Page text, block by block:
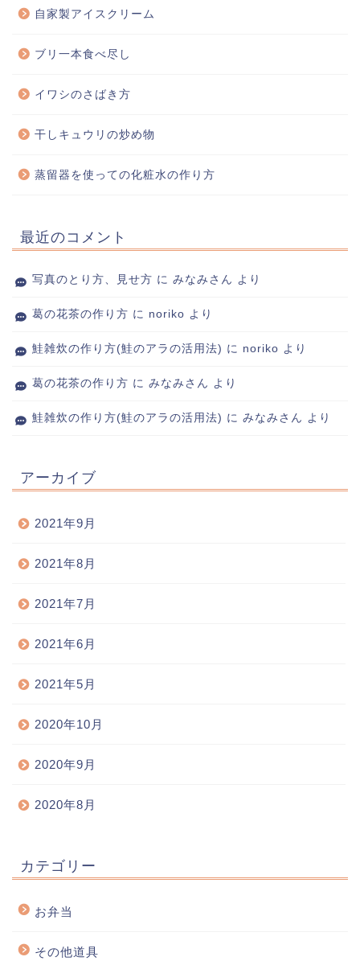
自家製アイスクリーム
ブリ一本食べ尽し
イワシのさばき方
干しキュウリの炒め物
蒸留器を使っての化粧水の作り方
最近のコメント
写真のとり方、見せ方 に みなみさん より
葛の花茶の作り方 に noriko より
鮭雑炊の作り方(鮭のアラの活用法) に noriko より
葛の花茶の作り方 に みなみさん より
鮭雑炊の作り方(鮭のアラの活用法) に みなみさん より
アーカイブ
2021年9月
2021年8月
2021年7月
2021年6月
2021年5月
2020年10月
2020年9月
2020年8月
カテゴリー
お弁当
その他道具